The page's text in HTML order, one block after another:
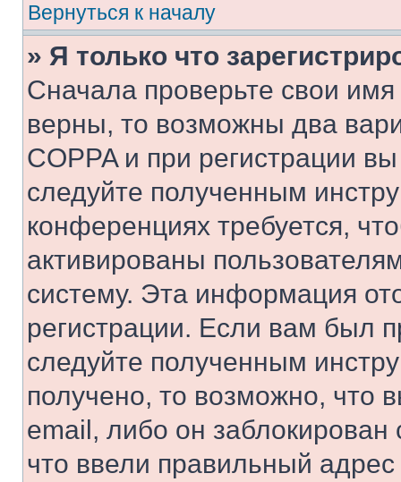
Вернуться к началу
» Я только что
Сначала проверьте свои
верны, то возможны два
COPPA и при регистрации
следуйте полученным
конференциях требуется,
активированы
систему. Эта информация
регистрации. Если вам был
следуйте полученным
получено, то возможно, что
email, либо он
что ввели правильный адрес